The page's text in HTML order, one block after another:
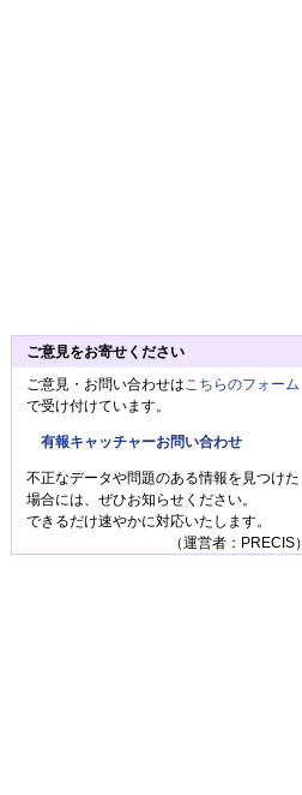
ご意見をお寄せください
ご意見・お問い合わせは こちらのフォーム
で受け付けています。
有報キャッチャーお問い合わせ
不正なデータや問題のある情報を見つけた
場合には、ぜひお知らせください。
できるだけ速やかに対応いたします。
（運営者：PRECIS）